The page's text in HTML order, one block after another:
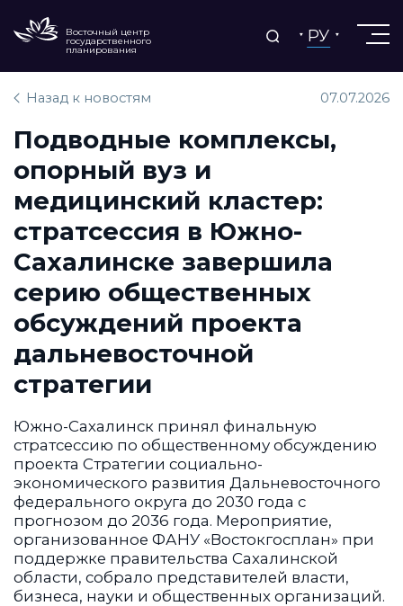
Восточный центр
государственного
планирования
РУ
Назад к новостям 07.07.2026
Подводные комплексы,
опорный вуз и
медицинский кластер:
стратсессия в Южно-
Сахалинске завершила
серию общественных
обсуждений проекта
дальневосточной
стратегии
Южно-Сахалинск принял финальную
стратсессию по общественному обсуждению
проекта Стратегии социально-
экономического развития Дальневосточного
федерального округа до 2030 года с
прогнозом до 2036 года. Мероприятие,
организованное ФАНУ «Востокгосплан» при
поддержке правительства Сахалинской
области, собрало представителей власти,
бизнеса, науки и общественных организаций.